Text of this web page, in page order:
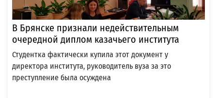
В Брянске признали недействительным
очередной диплом казачьего института
Студентка фактически купила этот документ у
директора института, руководитель вуза за это
преступление была осуждена